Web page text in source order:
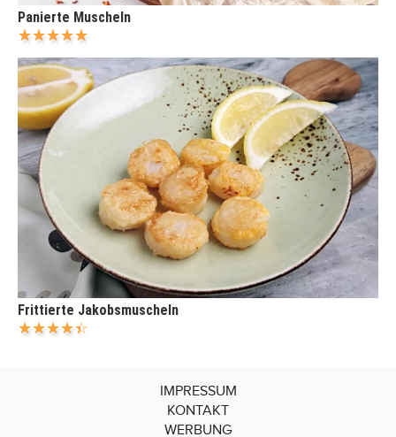
Panierte Muscheln
Frittierte Jakobsmuscheln
IMPRESSUM
KONTAKT
WERBUNG